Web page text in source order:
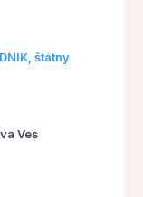
štátny
Ves